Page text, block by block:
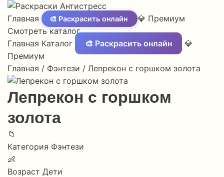
Главная 🎨 Раскрасить онлайн
💎 Премиум
Смотреть каталог
Главная Каталог 🎨 Раскрасить онлайн
💎
Премиум
Главная / Фэнтези / Лепрекон с горшком золота
Лепрекон с горшком
золота
📁
Категория Фэнтези
👶
Возраст Дети